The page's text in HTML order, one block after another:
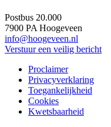
Postbus 20.000
7900 PA Hoogeveen
info@hoogeveen.nl
Verstuur een veilig bericht
Proclaimer
Privacyverklaring
Toegankelijkheid
Cookies
Kwetsbaarheid